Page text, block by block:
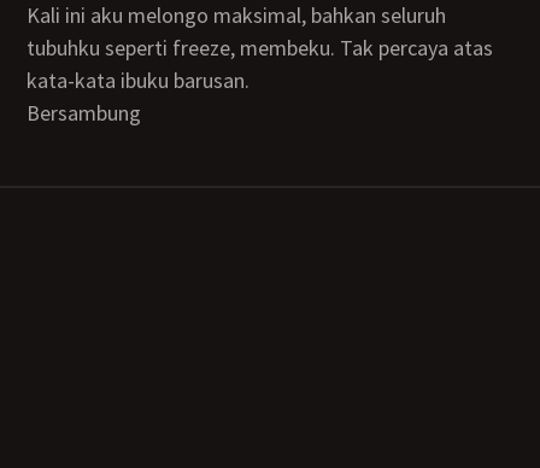
Kali ini aku melongo maksimal, bahkan seluruh
tubuhku seperti freeze, membeku. Tak percaya atas
kata-kata ibuku barusan.
Bersambung